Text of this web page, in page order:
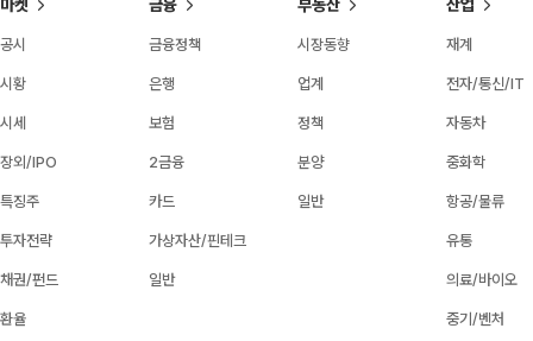
마켓
공시
시황
시세
장외/IPO
특징주
투자전략
채권/펀드
환율
금융
금융정책
은행
보험
2금융
카드
가상자산/핀테크
일반
부동산
시장동향
업계
정책
분양
일반
산업
재계
전자/통신/IT
자동차
중화학
항공/물류
유통
의료/바이오
중기/벤처